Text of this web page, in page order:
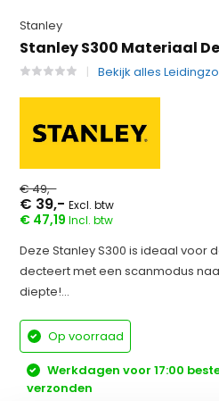
Stanley
Stanley S300 Materiaal
Bekijk alles
€ 49,-
€ 39,-Excl. btw
€ 47,19Incl. btw
Deze Stanley S300 is ideaal voor
decteert met een scanmodus
diepte!...
Op voorraad
Werkdagen voor 17:00
verzonden